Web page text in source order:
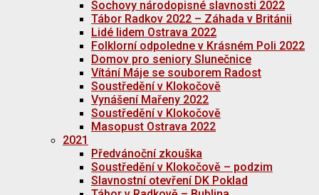
Sochovy národopisné slavnosti 2022
Tábor Radkov 2022 – Záhada v Británii
Lidé lidem Ostrava 2022
Folklorní odpoledne v Krásném Poli 2022
Domov pro seniory Slunečnice
Vítání Máje se souborem Radost
Soustředění v Klokočově
Vynášení Mařeny 2022
Soustředění v Klokočově
Masopust Ostrava 2022
2021
Předvánoční zkouška
Soustředění v Klokočově – podzim
Slavnostní otevření DK Poklad